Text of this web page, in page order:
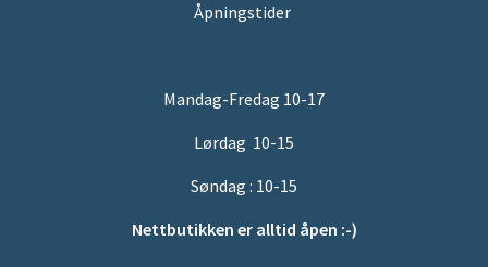
Åpningstider
Mandag-Fredag 10-17
Lørdag 10-15
Søndag : 10-15
Nettbutikken er alltid åpen :-)